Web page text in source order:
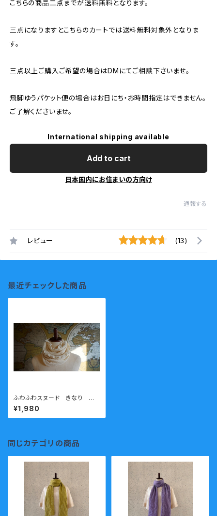
こちらの商品二点までが送料無料となります。
三点になりますとこちらのカートでは送料無料対象外となりま
す。
三点以上ご購入ご希望の場合はDMにてご相談下さいませ。
飛脚ゆうパケット便の場合はお日にち・お時間指定はできません。
ご了解くださいませ。
International shipping available
Add to cart
日本国内にお住まいの方向け
通報する
レビュー (13)
最近チェックした商品
ふわふわスヌード きなり ニッ
トガーゼ 接結生地 送料無料
¥1,980
同じカテゴリの商品